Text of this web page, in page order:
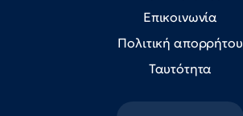
Επικοινωνία
Πολιτική απορρήτου
Ταυτότητα